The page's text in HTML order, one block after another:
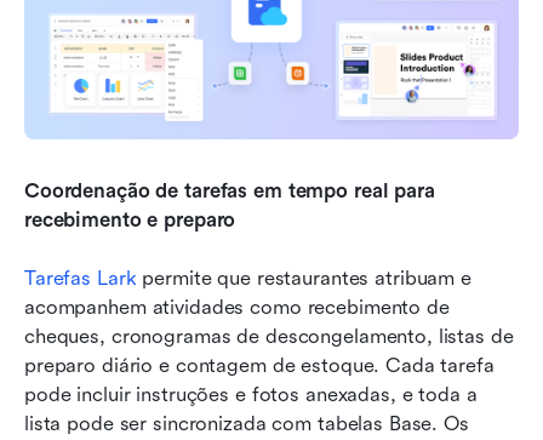
Coordenação de tarefas em tempo real para
recebimento e preparo
Tarefas Lark permite que restaurantes atribuam e
acompanhem atividades como recebimento de
cheques, cronogramas de descongelamento, listas de
preparo diário e contagem de estoque. Cada tarefa
pode incluir instruções e fotos anexadas, e toda a
lista pode ser sincronizada com tabelas Base. Os